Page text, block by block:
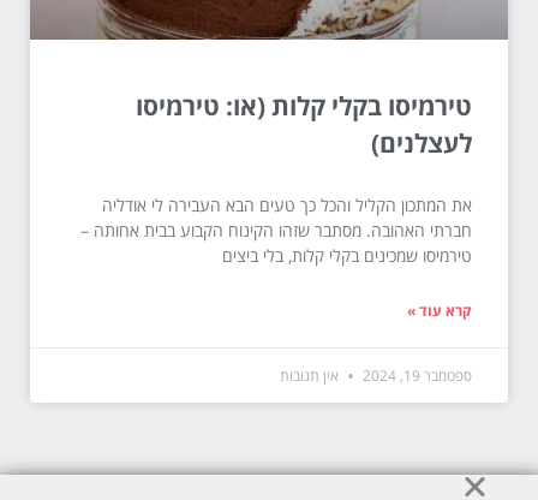
טירמיסו בקלי קלות (או: טירמיסו
לעצלנים)
את המתכון הקליל והכל כך טעים הבא העבירה לי אודליה
חברתי האהובה. מסתבר שזהו הקינוח הקבוע בבית אחותה –
טירמיסו שמכינים בקלי קלות, בלי ביצים
קרא עוד »
ספטמבר 19, 2024 אין תגובות